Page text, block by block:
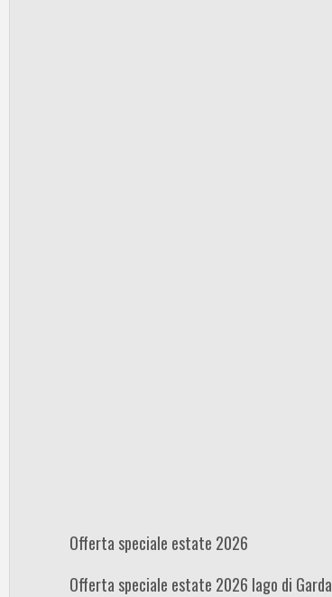
Offerta speciale estate 2026
Offerta speciale estate 2026 lago di Garda